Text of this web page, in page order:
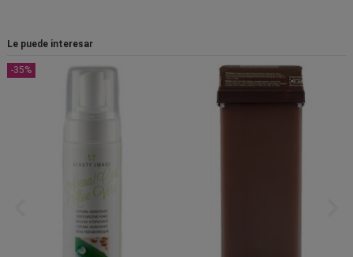
Le puede interesar
-35%